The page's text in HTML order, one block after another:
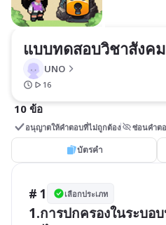
แบบทดสอบวิชาสังค
UNO
16
10 ข้อ
อนุญาตให้คำตอบที่ไม่ถูกต้อง ซ่อนคำต
บัตรคำ
# 1 เลือกประเภท
1.การปกครองในระบอ